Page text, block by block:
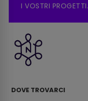
I VOSTRI PROGETTI.
DOVE TROVARCI